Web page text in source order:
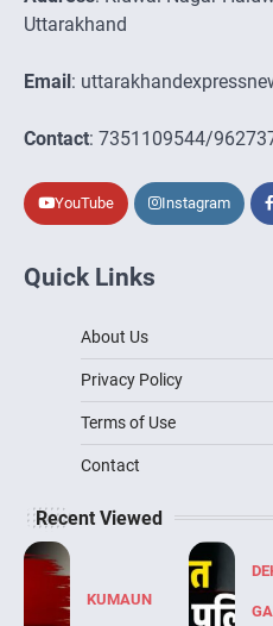
Uttarakhand
Email:
Contact: 7351109544/
YouTube Instagram
Quick Links
About Us
Privacy Policy
Terms of Use
Contact
Recent Viewed
KUMAUN